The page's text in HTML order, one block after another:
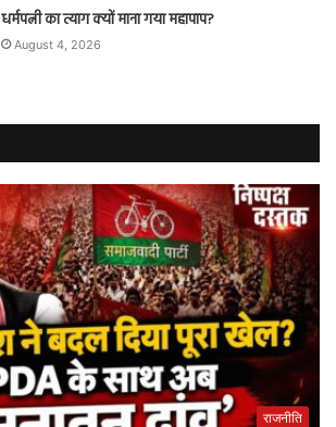
धर्मपत्नी का त्याग क्यों माना गया महापाप?
August 4, 2026
राजनीति